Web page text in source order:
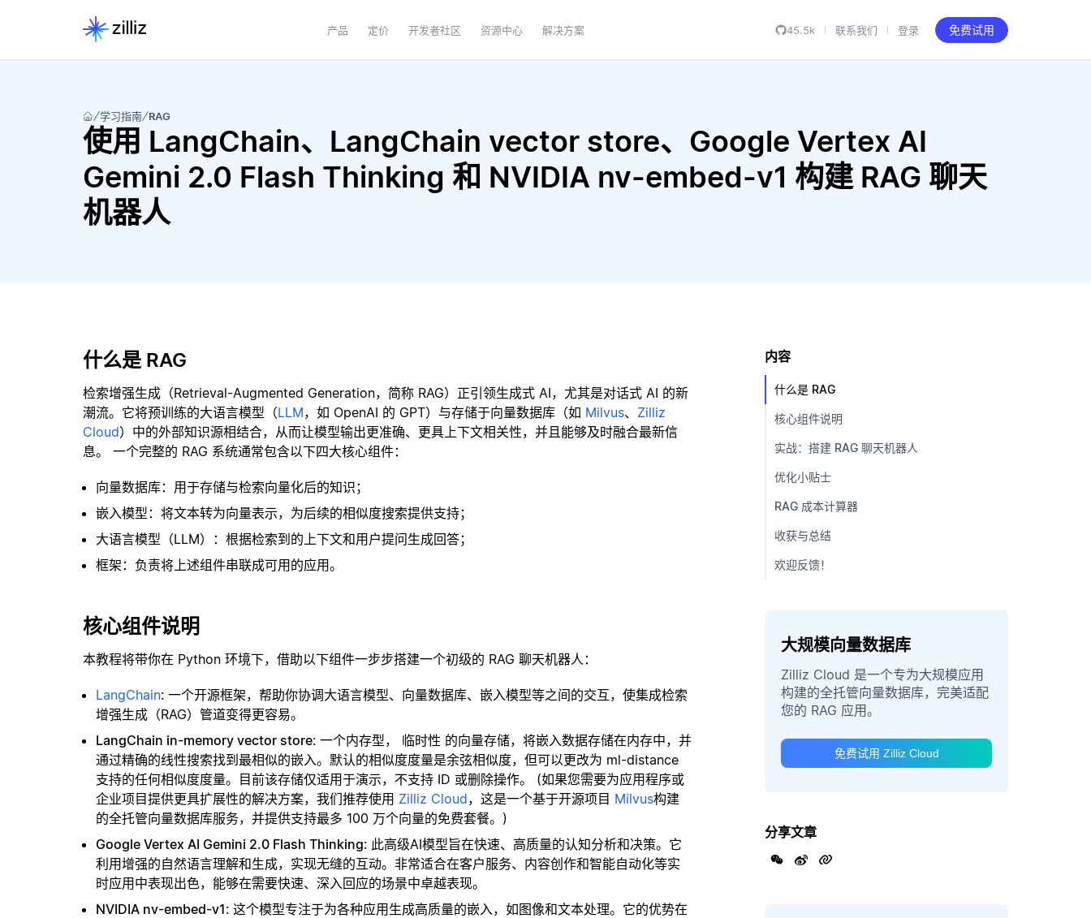
产品 定价 开发者社区 资源中心 解决方案 45.5k 联系我们 登录 免费试用
学习指南 RAG
使用 LangChain、LangChain vector store、Google Vertex AI
Gemini 2.0 Flash Thinking 和 NVIDIA nv-embed-v1 构建 RAG 聊天
机器人
什么是 RAG
检索增强生成（Retrieval-Augmented Generation，简称 RAG）正引领生成式 AI，尤其是对话式 AI 的新
潮流。它将预训练的大语言模型（LLM，如 OpenAI 的 GPT）与存储于向量数据库（如 Milvus、 Zilliz
Cloud）中的外部知识源相结合，从而让模型输出更准确、更具上下文相关性，并且能够及时融合最新信
息。 一个完整的 RAG 系统通常包含以下四大核心组件：
向量数据库：用于存储与检索向量化后的知识；
嵌入模型：将文本转为向量表示，为后续的相似度搜索提供支持；
大语言模型（LLM）：根据检索到的上下文和用户提问生成回答；
框架：负责将上述组件串联成可用的应用。
核心组件说明
本教程将带你在 Python 环境下，借助以下组件一步步搭建一个初级的 RAG 聊天机器人：
LangChain: 一个开源框架，帮助你协调大语言模型、向量数据库、嵌入模型等之间的交互，使集成检索
增强生成（RAG）管道变得更容易。
LangChain in-memory vector store: 一个内存型， 临时性 的向量存储，将嵌入数据存储在内存中，并
通过精确的线性搜索找到最相似的嵌入。默认的相似度度量是余弦相似度，但可以更改为 ml-distance
支持的任何相似度度量。目前该存储仅适用于演示，不支持 ID 或删除操作。 (如果您需要为应用程序或
企业项目提供更具扩展性的解决方案，我们推荐使用 Zilliz Cloud，这是一个基于开源项目 Milvus构建
的全托管向量数据库服务，并提供支持最多 100 万个向量的免费套餐。)
Google Vertex AI Gemini 2.0 Flash Thinking: 此高级AI模型旨在快速、高质量的认知分析和决策。它
利用增强的自然语言理解和生成，实现无缝的互动。非常适合在客户服务、内容创作和智能自动化等实
时应用中表现出色，能够在需要快速、深入回应的场景中卓越表现。
NVIDIA nv-embed-v1: 这个模型专注于为各种应用生成高质量的嵌入，如图像和文本处理。它的优势在
内容
什么是 RAG
核心组件说明
实战：搭建 RAG 聊天机器人
优化小贴士
RAG 成本计算器
收获与总结
欢迎反馈！
大规模向量数据库
Zilliz Cloud 是一个专为大规模应用
构建的全托管向量数据库，完美适配
您的 RAG 应用。
免费试用 Zilliz Cloud
分享文章